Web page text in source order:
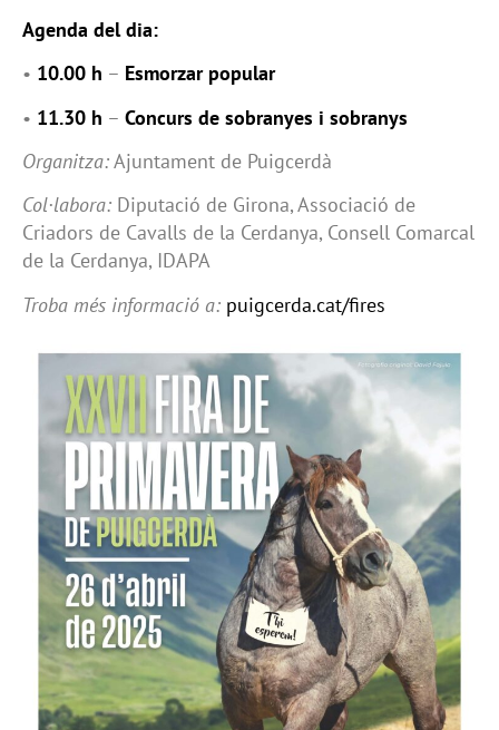
Agenda del dia:
• 10.00 h – Esmorzar popular
• 11.30 h – Concurs de sobranyes i sobranys
Organitza:Ajuntament de Puigcerdà
Col·labora: Diputació de Girona, Associació de
Criadors de Cavalls de la Cerdanya, Consell Comarcal
de la Cerdanya, IDAPA
Troba més informació a: puigcerda.cat/fires